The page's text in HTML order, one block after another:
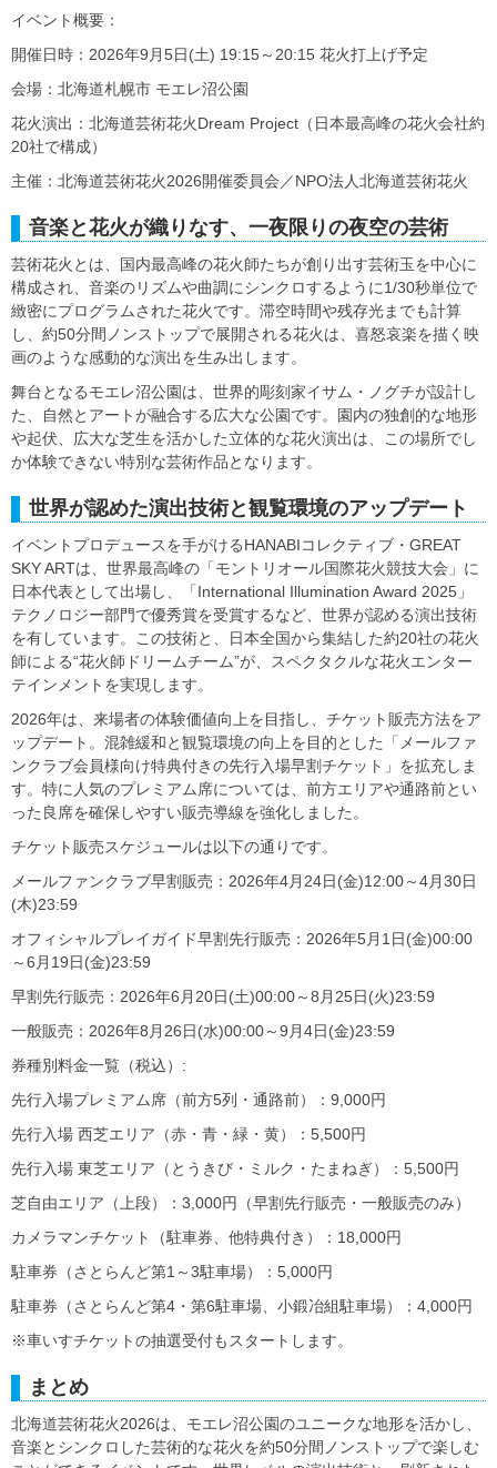
イベント概要：
開催日時：2026年9月5日(土) 19:15～20:15 花火打上げ予定
会場：北海道札幌市 モエレ沼公園
花火演出：北海道芸術花火Dream Project（日本最高峰の花火会社約
20社で構成）
主催：北海道芸術花火2026開催委員会／NPO法人北海道芸術花火
音楽と花火が織りなす、一夜限りの夜空の芸術
芸術花火とは、国内最高峰の花火師たちが創り出す芸術玉を中心に
構成され、音楽のリズムや曲調にシンクロするように1/30秒単位で
緻密にプログラムされた花火です。滞空時間や残存光までも計算
し、約50分間ノンストップで展開される花火は、喜怒哀楽を描く映
画のような感動的な演出を生み出します。
舞台となるモエレ沼公園は、世界的彫刻家イサム・ノグチが設計し
た、自然とアートが融合する広大な公園です。園内の独創的な地形
や起伏、広大な芝生を活かした立体的な花火演出は、この場所でし
か体験できない特別な芸術作品となります。
世界が認めた演出技術と観覧環境のアップデート
イベントプロデュースを手がけるHANABIコレクティブ・GREAT
SKY ARTは、世界最高峰の「モントリオール国際花火競技大会」に
日本代表として出場し、「International Illumination Award 2025」
テクノロジー部門で優秀賞を受賞するなど、世界が認める演出技術
を有しています。この技術と、日本全国から集結した約20社の花火
師による“花火師ドリームチーム”が、スペクタクルな花火エンター
テインメントを実現します。
2026年は、来場者の体験価値向上を目指し、チケット販売方法をア
ップデート。混雑緩和と観覧環境の向上を目的とした「メールファ
ンクラブ会員様向け特典付きの先行入場早割チケット」を拡充しま
す。特に人気のプレミアム席については、前方エリアや通路前とい
った良席を確保しやすい販売導線を強化しました。
チケット販売スケジュールは以下の通りです。
メールファンクラブ早割販売：2026年4月24日(金)12:00～4月30日
(木)23:59
オフィシャルプレイガイド早割先行販売：2026年5月1日(金)00:00
～6月19日(金)23:59
早割先行販売：2026年6月20日(土)00:00～8月25日(火)23:59
一般販売：2026年8月26日(水)00:00～9月4日(金)23:59
券種別料金一覧（税込）:
先行入場プレミアム席（前方5列・通路前）：9,000円
先行入場 西芝エリア（赤・青・緑・黄）：5,500円
先行入場 東芝エリア（とうきび・ミルク・たまねぎ）：5,500円
芝自由エリア（上段）：3,000円（早割先行販売・一般販売のみ）
カメラマンチケット（駐車券、他特典付き）：18,000円
駐車券（さとらんど第1～3駐車場）：5,000円
駐車券（さとらんど第4・第6駐車場、小鍛冶組駐車場）：4,000円
※車いすチケットの抽選受付もスタートします。
まとめ
北海道芸術花火2026は、モエレ沼公園のユニークな地形を活かし、
音楽とシンクロした芸術的な花火を約50分間ノンストップで楽しむ